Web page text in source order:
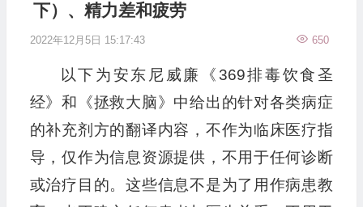
下）、精力差和疲劳
2022年12月5日 15:17:43 650
以下为安东尼威廉《369排毒饮食圣
经》和《拯救大脑》中给出的针对各类病症
的补充剂方的翻译内容，不作为临床医疗指
导，仅作为信息资源提供，不用于任何诊断
或治疗目的。这些信息不是为了用作病患教